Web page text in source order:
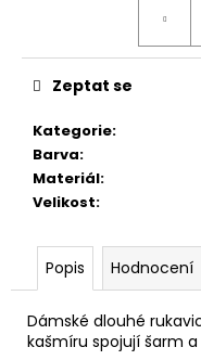
Kategorie:
Barva:
Materiál:
Velikost:
Zeptat se
Popis Hodnocení
Dámské dlouhé
kašmíru spojují šarm
e
m
e